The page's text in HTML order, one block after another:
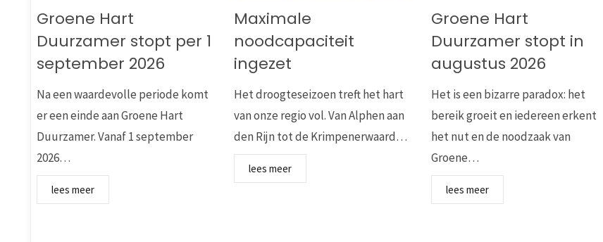
Groene Hart
Duurzamer stopt per 1
september 2026
Na een waardevolle periode komt
er een einde aan Groene Hart
Duurzamer. Vanaf 1 september
2026…
lees meer
Maximale
noodcapaciteit
ingezet
Het droogteseizoen treft het hart
van onze regio vol. Van Alphen aan
den Rijn tot de Krimpenerwaard…
lees meer
Groene Hart
Duurzamer stopt in
augustus 2026
Het is een bizarre paradox: het
bereik groeit en iedereen erkent
het nut en de noodzaak van
Groene…
lees meer